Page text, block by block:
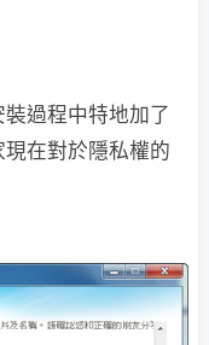
過程中特地加了
在對於隱私權的